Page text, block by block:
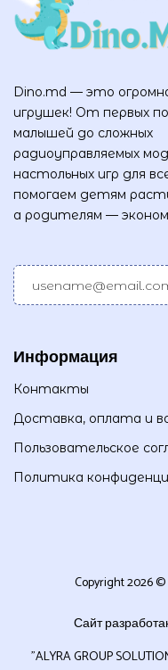
Dino.md — это
игрушек! От первых
малышей до сложных
радиоуправляемых
настольных игр для
помогаем детям
а родителям —
Информация
Контакты
Доставка, оплата и
Пользовательское
Политика
Copyright 2026
Сайт
”ALYRA GROUP